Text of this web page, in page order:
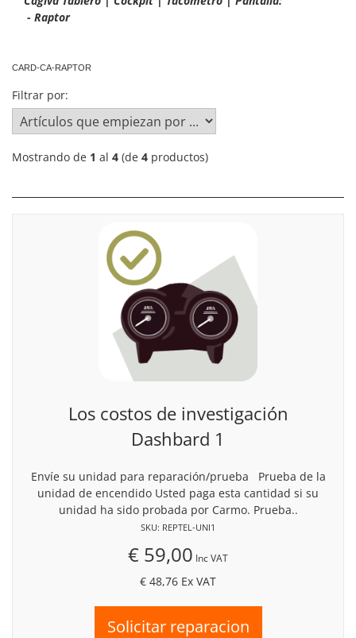
- Raptor
CARD-CA-RAPTOR
Filtrar por:
Mostrando de 1 al 4 (de 4 productos)
Los costos de investigación
Dashbard 1
Envíe su unidad para reparación/prueba Prueba de la
unidad de encendido Usted paga esta cantidad si su
unidad ha sido probada por Carmo. Prueba..
SKU: REPTEL-UNI1
€ 59,00 Inc VAT
€ 48,76 Ex VAT